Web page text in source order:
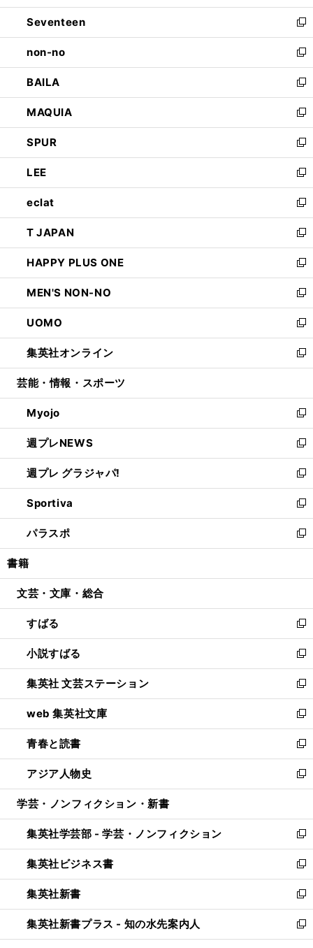
開
く
ウ
で
開
く
ン
ド
ウ
で
開
く
Seventeen
新
し
い
ウ
ィ
ン
ド
ウ
で
開
く
non-no
新
し
い
ウ
ィ
ン
ド
ウ
で
開
く
BAILA
新
し
い
ウ
ィ
ン
ド
ウ
で
開
く
MAQUIA
新
し
い
ウ
ィ
ン
ド
ウ
で
開
く
SPUR
新
し
い
ウ
ィ
ン
ド
ウ
で
開
く
LEE
新
し
い
ウ
ィ
ン
ド
ウ
で
開
く
eclat
新
し
い
ウ
ィ
ン
ド
ウ
で
開
く
T JAPAN
新
し
い
ウ
ィ
ン
ド
ウ
で
開
HAPPY PLUS ONE
新
し
い
ウ
ィ
ン
ド
ウ
開
く
MEN'S NON-NO
新
し
い
ウ
ィ
ン
ウ
で
開
く
UOMO
新
し
い
ウ
ン
ド
ウ
で
開
く
集英社オンライン
新
し
ウ
ィ
ン
ド
ウ
で
開
く
芸能・情報・スポーツ
Myojo
新
し
い
ウ
ィ
ン
ド
ウ
で
開
週プレNEWS
新
し
い
ウ
ィ
ン
ド
ウ
開
週プレ グラジャパ!
新
し
い
ウ
ィ
ン
ウ
開
く
Sportiva
新
し
い
ウ
ン
ウ
で
開
く
パラスポ
新
し
ウ
ン
ド
ウ
で
開
く
書籍
文芸・文庫・総合
すばる
新
し
い
ウ
ィ
ン
ド
ウ
で
開
く
小説すばる
新
し
い
ウ
ィ
ン
ド
ウ
で
開
集英社 文芸ステーション
新
し
い
ウ
ィ
ン
ド
ウ
開
く
web 集英社文庫
新
し
い
ウ
ィ
ン
ウ
で
開
く
青春と読書
新
し
い
ウ
ン
ド
ウ
で
開
く
アジア人物史
新
し
ウ
ィ
ン
ド
ウ
で
開
く
学芸・ノンフィクション・新書
集英社学芸部 - 学芸・ノンフィクション
新
し
い
ウ
ィ
ン
ド
ウ
集英社ビジネス書
新
し
い
ウ
ィ
ン
集英社新書
新
し
い
ウ
集英社新書プラス - 知の水先案内人
新
し